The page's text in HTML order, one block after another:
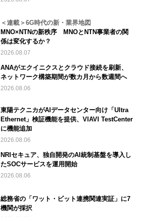
＜連載＞6G時代の新・業界地図
MNO×NTNの新秩序 MNOとNTN事業者の関
係は変化するか？
2026.08.07
ANAがエクイニクスとクラウド接続を刷新、
ネットワーク構築期間が数カ月から数週間へ
2026.08.06
東陽テクニカがAIデータセンター向け「Ultra
Ethernet」検証機能を提供、VIAVI TestCenter
に機能追加
2026.08.06
NRIセキュア、独自開発のAI統制基盤を導入し
たSOCサービスを運用開始
2026.08.06
総務省の「ワット・ビット連携関連実証」に7
機関が採択